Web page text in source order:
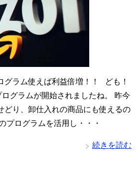
グラム使えば利益倍増！！ ども！
グラムが開始されましたね。 昨今
どり、卸仕入れの商品にも使えるの
プログラムを活用し・・・
続きを読む